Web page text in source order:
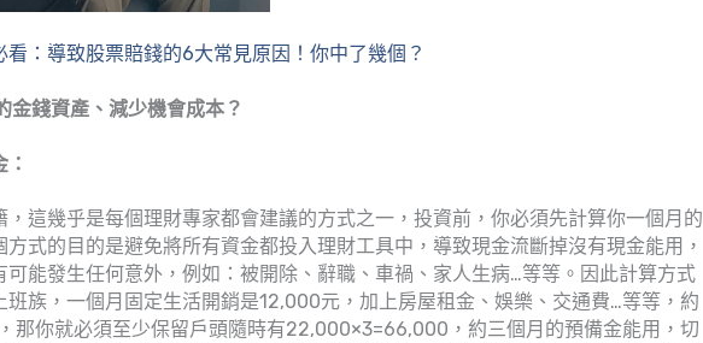
看：導致股票賠錢的6大常見原因！你中了幾個？
金錢資產、減少機會成本？
這幾乎是每個理財專家都會建議的方式之一，投資前，你必須先計算你一個月的
方式的目的是避免將所有資金都投入理財工具中，導致現金流斷掉沒有現金能用，
可能發生任何意外，例如：被開除、辭職、車禍、家人生病…等等。因此計算方式
班族，一個月固定生活開銷是12,000元，加上房屋租金、娛樂、交通費…等等，約
那你就必須至少保留戶頭隨時有22,000×3=66,000，約三個月的預備金能用，切